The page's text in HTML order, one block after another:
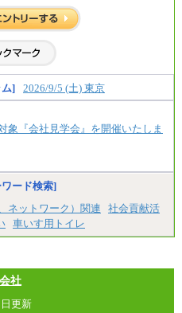
慮の上、当社規定により決定
] 2026/9/5 (土) 東京
象『会社見学会』を開催いたしま
ード検索]
ネットワーク）関連
社会貢献活
車いす用トイレ
社
日更新